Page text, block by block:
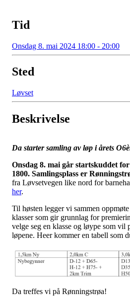
Tid
Onsdag 8. mai 2024 18:00 - 20:00
Sted
Løvset
Beskrivelse
Da starter samling av løp i årets
Onsdag 8. mai går startskuddet
1800. Samlingsplass er
fra Løvsetvegen like nord for
her.
Til høsten legger vi sammen
klasser som gir grunnlag for
velge seg en klasse og løype som vil
løpene. Heer kommer en tabell som
Da treffes vi på Rønningstrøa!